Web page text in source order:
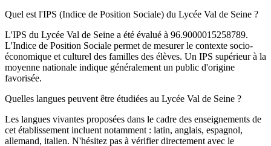
Quel est l'IPS (Indice de Position Sociale) du Lycée Val de Seine ?
L'IPS du Lycée Val de Seine a été évalué à 96.9000015258789.
L'Indice de Position Sociale permet de mesurer le contexte socio-
économique et culturel des familles des élèves. Un IPS supérieur à la
moyenne nationale indique généralement un public d'origine
favorisée.
Quelles langues peuvent être étudiées au Lycée Val de Seine ?
Les langues vivantes proposées dans le cadre des enseignements de
cet établissement incluent notamment : latin, anglais, espagnol,
allemand, italien. N'hésitez pas à vérifier directement avec le